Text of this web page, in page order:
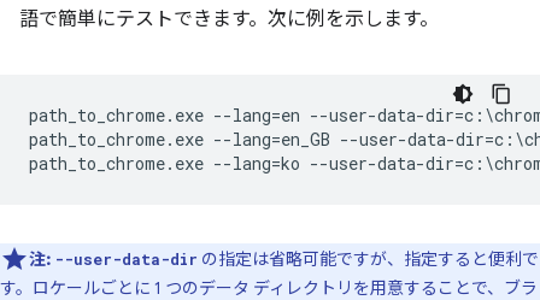
語で簡単にテストできます。次に例を示します。
path_to_chrome.exe --lang=en --user-data-
path_to_chrome.exe --lang=en_GB --user-data-
注: --user-data-dir の指定は省略可能ですが、指定すると便利で
す。ロケールごとに 1 つのデータ ディレクトリを用意することで、ブラ